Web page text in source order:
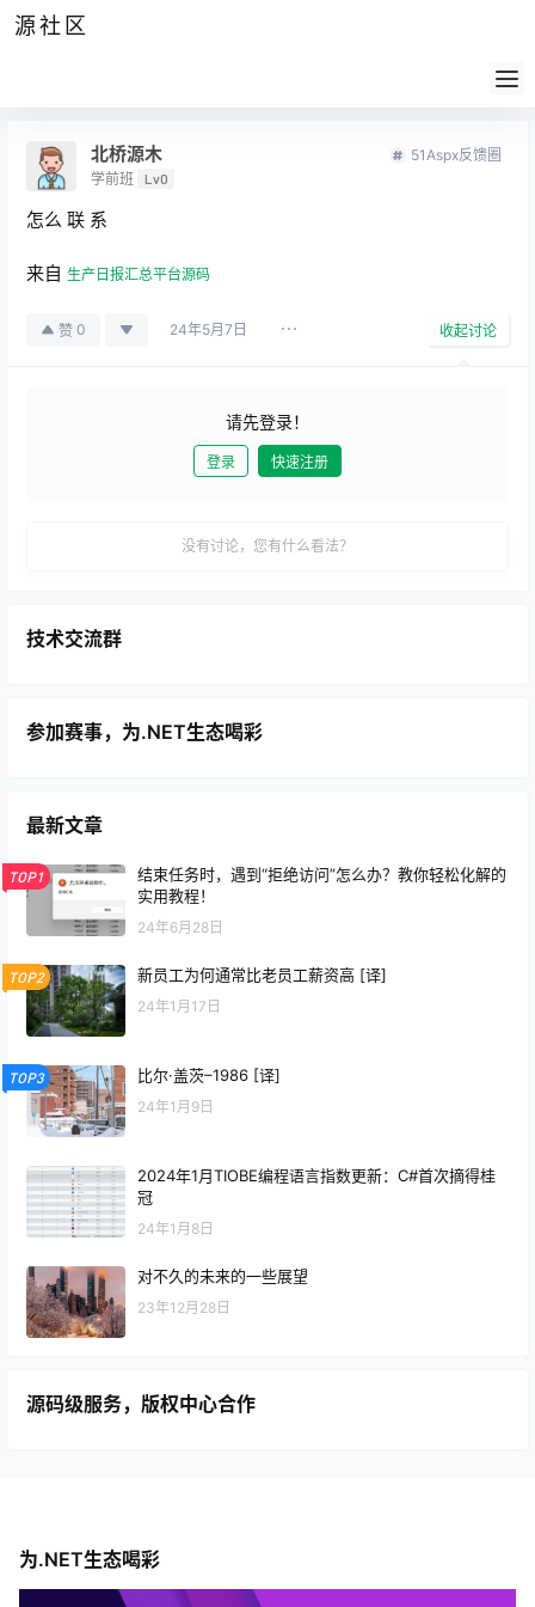
源社区
北桥源木
学前班 Lv0
51Aspx反馈圈
怎么 联 系
来自 生产日报汇总平台源码
赞 0 24年5月7日 收起讨论
请先登录！
登录 快速注册
没有讨论，您有什么看法？
技术交流群
参加赛事，为.NET生态喝彩
最新文章
TOP1
结束任务时，遇到“拒绝访问”怎么办？教你轻松化解的
实用教程！
24年6月28日
TOP2 新员工为何通常比老员工薪资高 [译]
24年1月17日
TOP3 比尔·盖茨–1986 [译]
24年1月9日
2024年1月TIOBE编程语言指数更新：C#首次摘得桂
冠
24年1月8日
对不久的未来的一些展望
23年12月28日
源码级服务，版权中心合作
为.NET生态喝彩